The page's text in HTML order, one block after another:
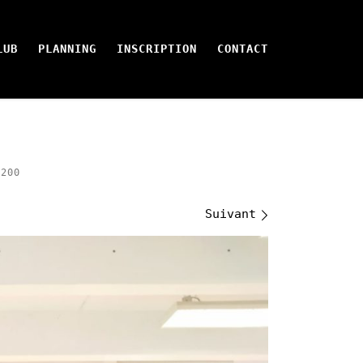
PLANNING INSCRIPTION CONTACT
Suivant